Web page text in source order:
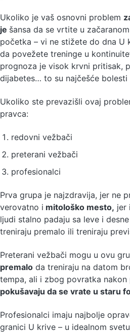
Ukoliko je vaš osnovni problem
je šansa da se vrtite u
početka – vi ne stižete do dna U
da povežete treninge u
prognoza je visok krvni pritisak,
dijabetes… to su najčešće bolesti
Ukoliko ste prevazišli ovaj
pravca:
redovni vežbači
preterani vežbači
profesionalci
Prva grupa je najzdravija, jer ne
verovatno i mitološko mesto, jer
ljudi stalno padaju sa leve i
treniraju premalo ili treniraju
Preterani vežbači mogu u ovu
premalo da treniraju na datom
tempa, ali i zbog povratka nakon
pokušavaju da se vrate u staru
Profesionalci imaju najbolje
granici U krive – u idealnom